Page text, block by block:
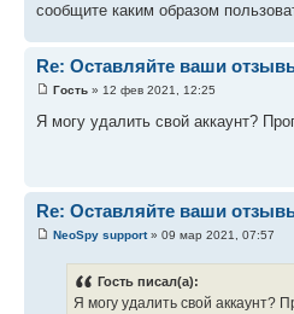
сообщите каким образом
Re: Оставляйте ваши
Гость » 12 фев 2021, 12:25
Я могу удалить свой аккаунт?
Re: Оставляйте ваши
NeoSpy support» 09 мар 2021, 07:57
Гость писал(а):
Я могу удалить свой аккаунт?